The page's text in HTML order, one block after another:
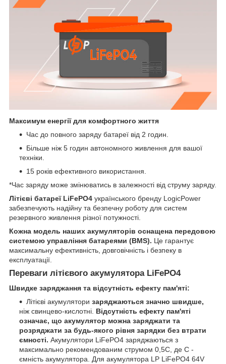
Максимум енергії для комфортного життя
Час до повного заряду батареї від 2 годин.
Більше ніж 5 годин автономного живлення для вашої
техніки.
15 років ефективного використання.
*Час заряду може змінюватись в залежності від струму заряду.
Літієві батареї LiFePO4 українського бренду LogicPower
забезпечують надійну та безпечну роботу для систем
резервного живлення різної потужності.
Кожна модель наших акумуляторів оснащена передовою
системою управління батареями (BMS). Це гарантує
максимальну ефективність, довговічність і безпеку в
експлуатації.
Переваги літієвого акумулятора LiFePO4
Швидке заряджання та відсутність ефекту пам'яті:
Літієві акумулятори заряджаються значно швидше,
ніж свинцево-кислотні. Відсутність ефекту пам'яті
означає, що акумулятор можна заряджати та
розряджати за будь-якого рівня зарядки без втрати
ємності. Акумулятори LiFePO4 заряджаються з
максимально рекомендованим струмом 0,5С, де С -
ємність акумулятора. Для акумулятора LP LiFePO4 64V